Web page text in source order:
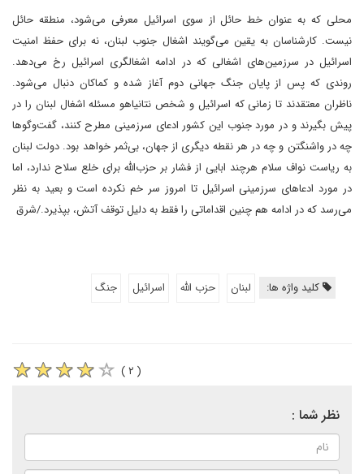
محلی که به عنوان خط حائل از سوی اسرائیل معرفی می‌شود، منطقه حائل
نیست. کارشناسان به یقین می‌گویند اشغال جنوب لبنان، نه برای حفظ امنیت
اسرائیل در سرزمین‌های اشغالی که در ادامه اشغالگری اسرائیل رخ می‌دهد.
روندی که پس از پایان جنگ جهانی دوم آغاز شده و کماکان دنبال می‌شود.
ناظران معتقدند تا زمانی که اسرائیل و شخص نتانیاهو مسئله اشغال لبنان را در
پیش بگیرند و در مورد جنوب این کشور ادعای سرزمینی مطرح کنند، گفت‌وگوها
چه در واشنگتن و چه در هر نقطه دیگری از جهان، بی‌ثمر خواهد بود. دولت لبنان
به ریاست نواف سلام هرچند ابایی از فشار بر حزب‌الله برای خلع سلاح ندارد، اما
در مورد ادعاهای سرزمینی اسرائیل تا امروز سر خم نکرده است و بعید به نظر
می‌رسد که در ادامه هم چنین اقداماتی را فقط به دلیل توقف آتش، بپذیرد./شرق
کلید واژه ها: لبنان حزب الله اسرائیل جنگ
( ۲ )
نظر شما :